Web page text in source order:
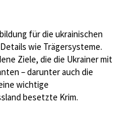
für die ukrainischen
wie Trägersysteme.
Ziele, die die Ukrainer mit
– darunter auch die
wichtige
besetzte Krim.